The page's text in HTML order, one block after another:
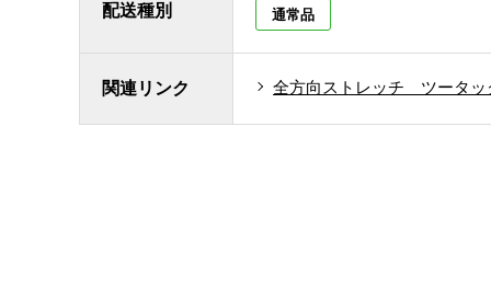
配送種別 通常品
関連リンク 全方向ストレッチ ツータ